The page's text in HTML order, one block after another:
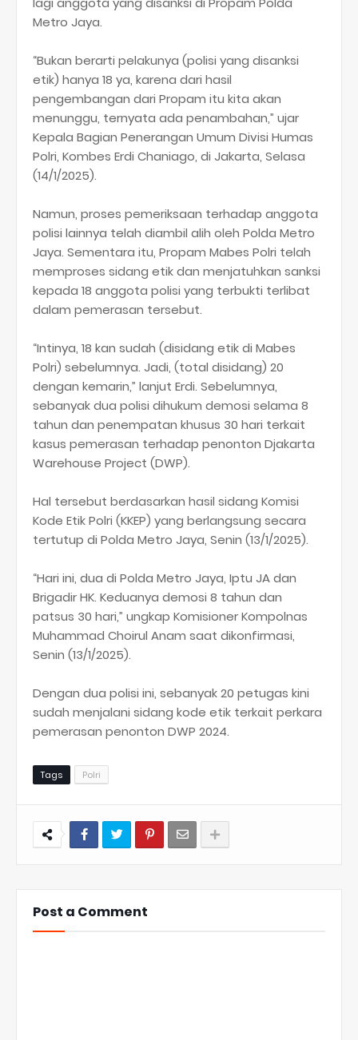
Metro Jaya.
“Bukan berarti pelakunya (polisi yang disanksi
etik) hanya 18 ya, karena dari hasil
pengembangan dari Propam itu kita akan
menunggu, ternyata ada penambahan,” ujar
Kepala Bagian Penerangan Umum Divisi Humas
Polri, Kombes Erdi Chaniago, di Jakarta, Selasa
(14/1/2025).
Namun, proses pemeriksaan terhadap anggota
polisi lainnya telah diambil alih oleh Polda Metro
Jaya. Sementara itu, Propam Mabes Polri telah
memproses sidang etik dan menjatuhkan sanksi
kepada 18 anggota polisi yang terbukti terlibat
dalam pemerasan tersebut.
“Intinya, 18 kan sudah (disidang etik di Mabes
Polri) sebelumnya. Jadi, (total disidang) 20
dengan kemarin,” lanjut Erdi. Sebelumnya,
sebanyak dua polisi dihukum demosi selama 8
tahun dan penempatan khusus 30 hari terkait
kasus pemerasan terhadap penonton Djakarta
Warehouse Project (DWP).
Hal tersebut berdasarkan hasil sidang Komisi
Kode Etik Polri (KKEP) yang berlangsung secara
tertutup di Polda Metro Jaya, Senin (13/1/2025).
“Hari ini, dua di Polda Metro Jaya, Iptu JA dan
Brigadir HK. Keduanya demosi 8 tahun dan
patsus 30 hari,” ungkap Komisioner Kompolnas
Muhammad Choirul Anam saat dikonfirmasi,
Senin (13/1/2025).
Dengan dua polisi ini, sebanyak 20 petugas kini
sudah menjalani sidang kode etik terkait perkara
pemerasan penonton DWP 2024.
Tags Polri
Post a Comment